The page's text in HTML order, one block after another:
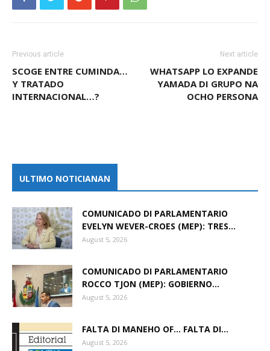
Previous article
SCOGE ENTRE CUMINDA…
Y TRATADO
INTERNACIONAL…?
Next article
WHATSAPP LO EXPANDE
YAMADA DI GRUPO NA
OCHO PERSONA
ULTIMO NOTICIANAN
COMUNICADO DI PARLAMENTARIO
EVELYN WEVER-CROES (MEP): TRES...
August 5, 2026
COMUNICADO DI PARLAMENTARIO
ROCCO TJON (MEP): GOBIERNO...
August 5, 2026
FALTA DI MANEHO OF… FALTA DI...
August 5, 2026